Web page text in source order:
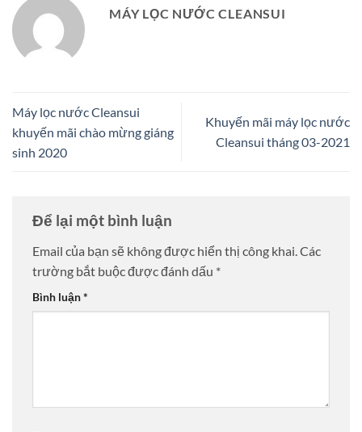
MÁY LỌC NƯỚC CLEANSUI
Máy lọc nước Cleansui
khuyến mãi chào mừng giáng
sinh 2020
Khuyến mãi máy lọc nước
Cleansui tháng 03-2021
Để lại một bình luận
Email của bạn sẽ không được hiển thị công khai. Các
trường bắt buộc được đánh dấu *
Bình luận*